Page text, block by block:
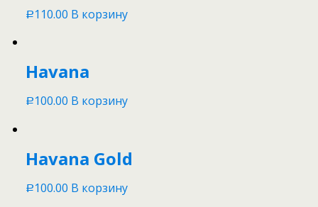
Р 110.00 В корзину
Havana
Р 100.00 В корзину
Havana Gold
Р 100.00 В корзину